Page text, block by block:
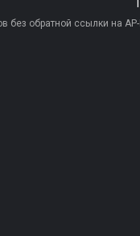
без обратной ссылки на